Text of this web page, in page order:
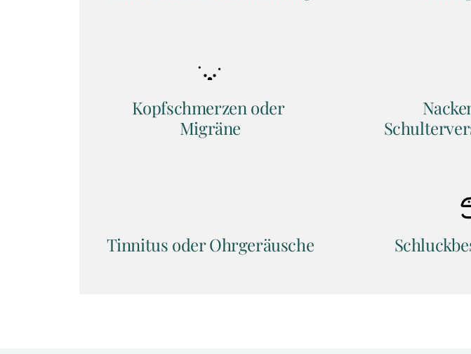
Kopfschmerzen oder
Migräne
Tinnitus oder Ohrgeräusche